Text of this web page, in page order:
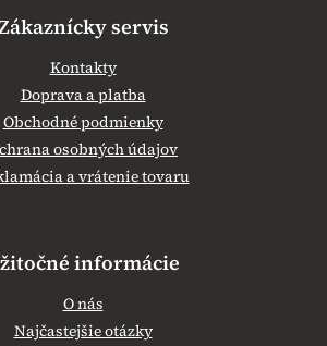
servis
Kontakty
Doprava a platba
Obchodné podmienky
osobných údajov
a vrátenie tovaru
informácie
O nás
Najčastejšie otázky